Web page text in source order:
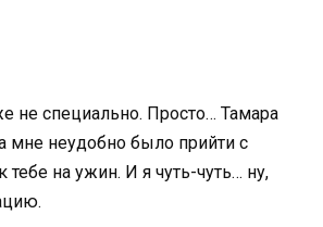
не специально. Просто… Тамара
мне неудобно было прийти с
на ужин. И я чуть-чуть… ну,